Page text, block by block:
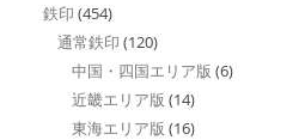
鉄印 (454)
通常鉄印 (120)
中国・四国エリア版 (6)
近畿エリア版 (14)
東海エリア版 (16)